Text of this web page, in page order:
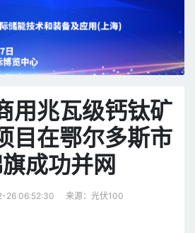
用兆瓦级钙钛矿
目在鄂尔多斯市
成功并网
26 06:52:30 来源：光伏100